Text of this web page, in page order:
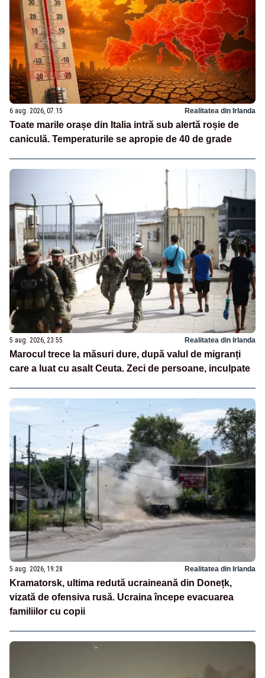
6 aug. 2026, 07:15 Realitatea din Irlanda
Toate marile orașe din Italia intră sub alertă roșie de
caniculă. Temperaturile se apropie de 40 de grade
5 aug. 2026, 23:55 Realitatea din Irlanda
Marocul trece la măsuri dure, după valul de migranți
care a luat cu asalt Ceuta. Zeci de persoane, inculpate
5 aug. 2026, 19:28 Realitatea din Irlanda
Kramatorsk, ultima redută ucraineană din Donețk,
vizată de ofensiva rusă. Ucraina începe evacuarea
familiilor cu copii